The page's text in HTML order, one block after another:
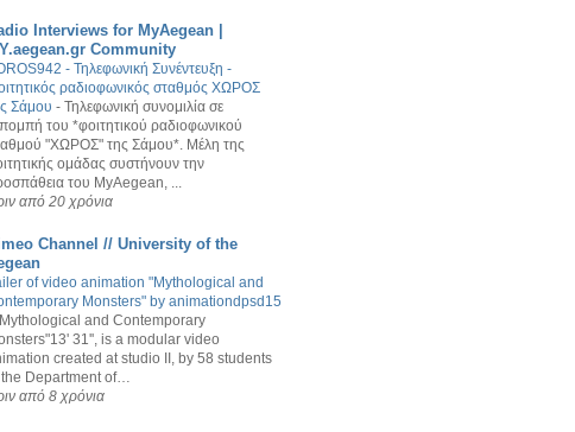
Interviews for MyAegean |
Community
- Τηλεφωνική Συνέντευξη -
ραδιοφωνικός σταθμός ΧΩΡΟΣ
Σάμου - Τηλεφωνική συνομιλία σε
του *φοιτητικού ραδιοφωνικού
"ΧΩΡΟΣ" της Σάμου*. Μέλη της
ομάδας συστήνουν την
του MyAegean, ...
από 20 χρόνια
Channel // University of the
of video animation "Mythological and
Monsters" by animationdpsd15
and Contemporary
31'', is a modular video
created at studio II, by 58 students
Department of…
από 8 χρόνια